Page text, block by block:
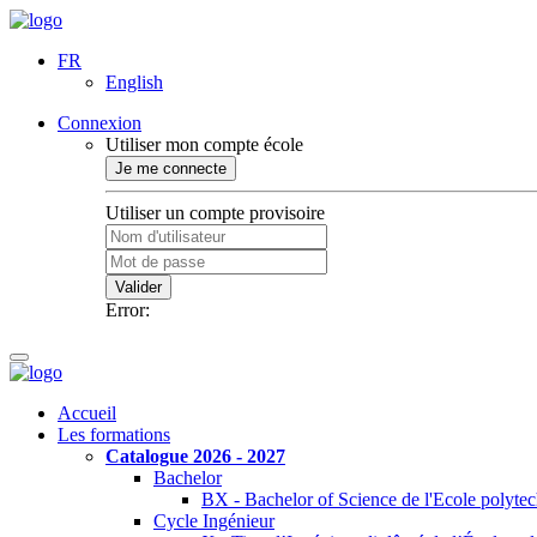
FR
English
Connexion
Utiliser mon compte école
Je me connecte
Utiliser un compte provisoire
Valider
Error:
Accueil
Les formations
Catalogue 2026 - 2027
Bachelor
BX - Bachelor of Science de l'Ecole
Cycle Ingénieur